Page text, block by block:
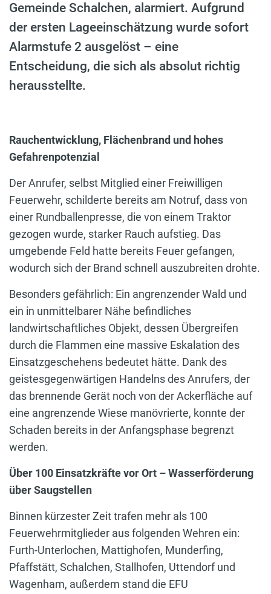
Gemeinde Schalchen, alarmiert. Aufgrund
der ersten Lageeinschätzung wurde sofort
Alarmstufe 2 ausgelöst – eine
Entscheidung, die sich als absolut richtig
herausstellte.
Rauchentwicklung, Flächenbrand und hohes
Gefahrenpotenzial
Der Anrufer, selbst Mitglied einer Freiwilligen
Feuerwehr, schilderte bereits am Notruf, dass von
einer Rundballenpresse, die von einem Traktor
gezogen wurde, starker Rauch aufstieg. Das
umgebende Feld hatte bereits Feuer gefangen,
wodurch sich der Brand schnell auszubreiten drohte.
Besonders gefährlich: Ein angrenzender Wald und
ein in unmittelbarer Nähe befindliches
landwirtschaftliches Objekt, dessen Übergreifen
durch die Flammen eine massive Eskalation des
Einsatzgeschehens bedeutet hätte. Dank des
geistesgegenwärtigen Handelns des Anrufers, der
das brennende Gerät noch von der Ackerfläche auf
eine angrenzende Wiese manövrierte, konnte der
Schaden bereits in der Anfangsphase begrenzt
werden.
Über 100 Einsatzkräfte vor Ort – Wasserförderung
über Saugstellen
Binnen kürzester Zeit trafen mehr als 100
Feuerwehrmitglieder aus folgenden Wehren ein:
Furth-Unterlochen, Mattighofen, Munderfing,
Pfaffstätt, Schalchen, Stallhofen, Uttendorf und
Wagenham, außerdem stand die EFU